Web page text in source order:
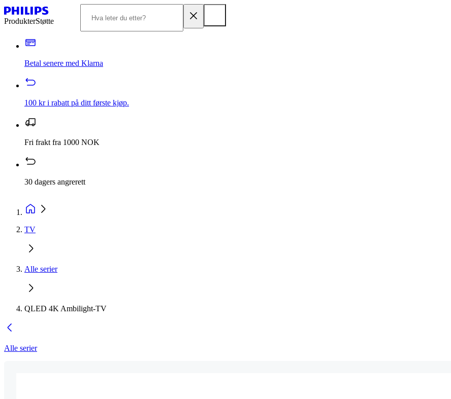
ProdukterStøtte
Betal senere med Klarna
100 kr i rabatt på ditt første kjøp.
Fri frakt fra 1000 NOK
30 dagers angrerett
TV
Alle serier
QLED 4K Ambilight-TV
Alle serier